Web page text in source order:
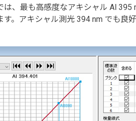
、最も高感度なアキシャル Al
。アキシャル測光 394 nm でも良